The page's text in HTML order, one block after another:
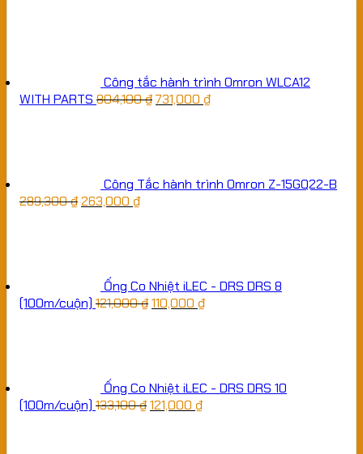
Công tắc hành trình Omron WLCA12
WITH PARTS 804,100₫731,000 ₫
Công Tắc hành trình Omron Z-15GQ22-B
289,300₫263,000 ₫
Ống Co Nhiệt iLEC - DRS DRS 8
(100m/cuộn) 121,000₫110,000 ₫
Ống Co Nhiệt iLEC - DRS DRS 10
(100m/cuộn) 133,100₫121,000 ₫